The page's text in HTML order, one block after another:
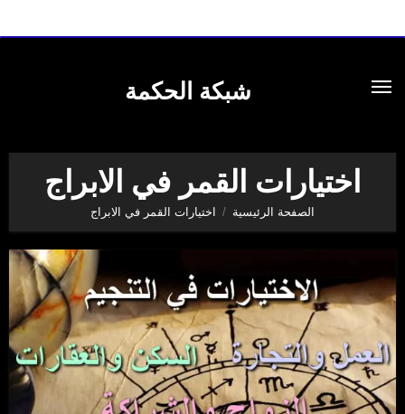
شبكة الحكمة
اختيارات القمر في الابراج
الصفحة الرئيسية اختيارات القمر في الابراج